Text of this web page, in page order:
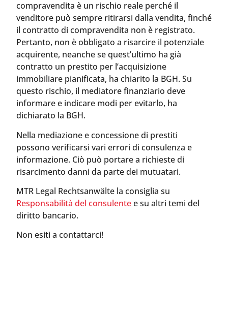
compravendita è un rischio reale perché il
venditore può sempre ritirarsi dalla vendita, finché
il contratto di compravendita non è registrato.
Pertanto, non è obbligato a risarcire il potenziale
acquirente, neanche se quest’ultimo ha già
contratto un prestito per l’acquisizione
immobiliare pianificata, ha chiarito la BGH. Su
questo rischio, il mediatore finanziario deve
informare e indicare modi per evitarlo, ha
dichiarato la BGH.
Nella mediazione e concessione di prestiti
possono verificarsi vari errori di consulenza e
informazione. Ciò può portare a richieste di
risarcimento danni da parte dei mutuatari.
MTR Legal Rechtsanwälte la consiglia su
Responsabilità del consulentee su altri temi del
diritto bancario.
Non esiti a contattarci!